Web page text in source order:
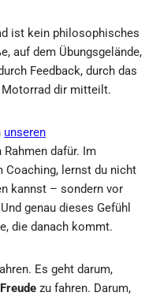
ist kein philosophisches
auf dem Übungsgelände,
Feedback, durch das
Motorrad dir mitteilt.
unseren
Rahmen dafür. Im
lernst du nicht
kannst – sondern vor
genau dieses Gefühl
die danach kommt.
Es geht darum,
zu fahren. Darum,